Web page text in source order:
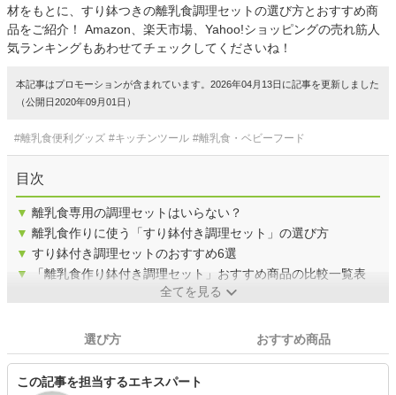
材をもとに、すり鉢つきの離乳食調理セットの選び方とおすすめ商
品をご紹介！ Amazon、楽天市場、Yahoo!ショッピングの売れ筋人
気ランキングもあわせてチェックしてくださいね！
本記事はプロモーションが含まれています。2026年04月13日に記事を更新しました
（公開日2020年09月01日）
#離乳食便利グッズ #キッチンツール #離乳食・ベビーフード
目次
▼ 離乳食専用の調理セットはいらない？
▼ 離乳食作りに使う「すり鉢付き調理セット」の選び方
▼ すり鉢付き調理セットのおすすめ6選
▼
「離乳食作り鉢付き調理セット」おすすめ商品の比較一覧表
全てを見る
選び方 おすすめ商品
この記事を担当するエキスパート